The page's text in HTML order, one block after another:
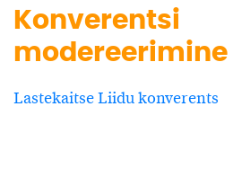
Konverentsi
modereerimine
Lastekaitse Liidu konverents